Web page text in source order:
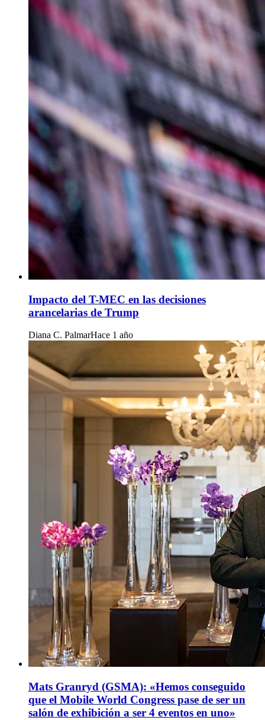
Impacto del T-MEC en las decisiones
arancelarias de Trump
Diana C. PalmarHace 1 año
Mats Granryd (GSMA): «Hemos conseguido
que el Mobile World Congress pase de ser un
salón de exhibición a ser 4 eventos en uno»